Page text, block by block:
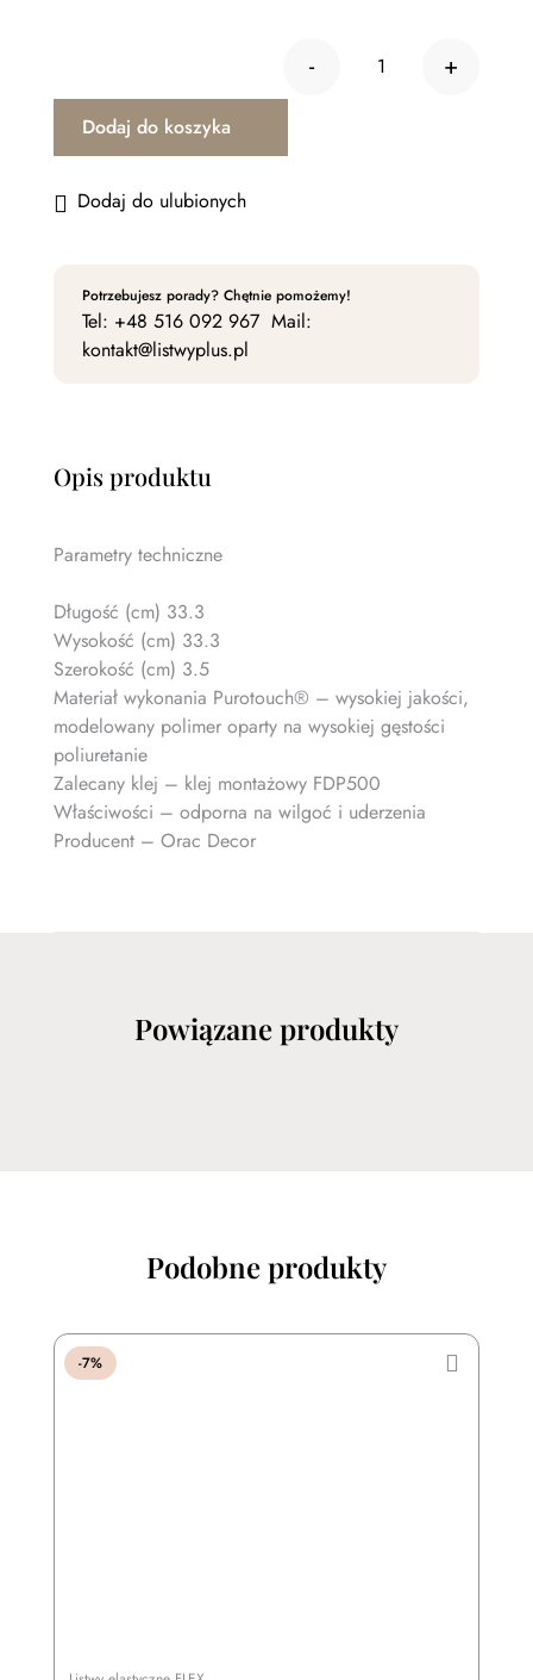
170,62 zł.
158,68 zł.ilość Panel 3D,
- +
Dodaj do koszyka
Dodaj do ulubionych
Potrzebujesz porady? Chętnie pomożemy!
Tel: +48 516 092 967 Mail:
kontakt@listwyplus.pl
Opis produktu
Parametry techniczne
Długość (cm) 33.3
Wysokość (cm) 33.3
Szerokość (cm) 3.5
Materiał wykonania Purotouch® – wysokiej jakości,
modelowany polimer oparty na wysokiej gęstości
poliuretanie
Zalecany klej – klej montażowy FDP500
Właściwości – odporna na wilgoć i uderzenia
Producent – Orac Decor
Powiązane produkty
Podobne produkty
-7%